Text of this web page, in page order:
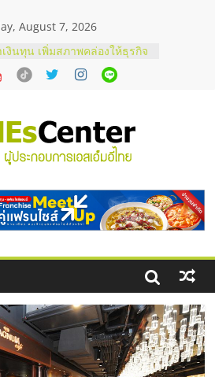
August 7, 2026
ในไทยที่ไหนดี?
ผู้ให้บริการให้คุ้มค่าและตอบ
จ
อนไลน์ โอกาสบริหารสถานี
ำมัน Shell
งทุน แฟรนไชส์ยอนนี่
ที่ 8
งเสียงคุณภาพสูง พร้อม
ะบบภาพและเสียง